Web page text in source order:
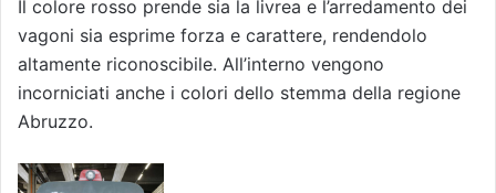
Il colore rosso prende sia la livrea e l’arredamento dei
vagoni sia esprime forza e carattere, rendendolo
altamente riconoscibile. All’interno vengono
incorniciati anche i colori dello stemma della regione
Abruzzo.